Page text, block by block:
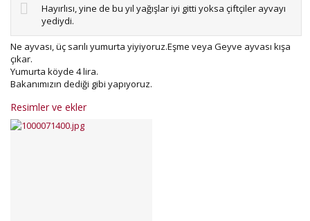
Hayırlısı, yine de bu yıl yağışlar iyi gitti yoksa çiftçiler ayvayı
yediydi.
Ne ayvası, üç sarılı yumurta yiyiyoruz.Eşme veya Geyve ayvası kışa
çıkar.
Yumurta köyde 4 lira.
Bakanımızın dediği gibi yapıyoruz.
Resimler ve ekler